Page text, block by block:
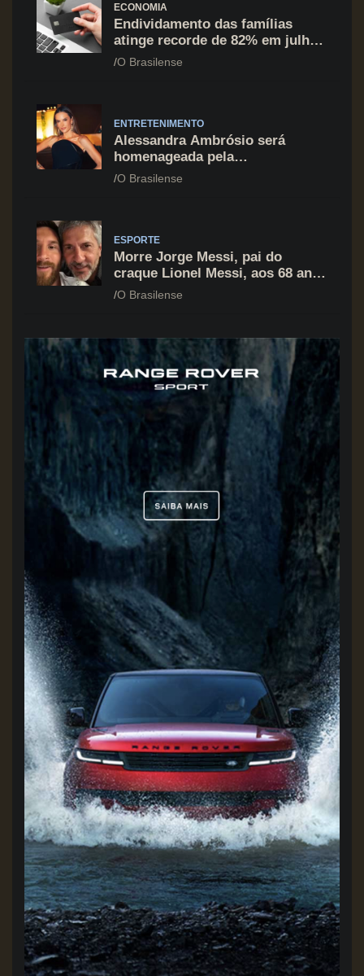
ECONOMIA
Endividamento das famílias
atinge recorde de 82% em julho;
cartão de crédito segue como
O Brasilense
ENTRETENIMENTO
Alessandra Ambrósio será
homenageada pela
BrazilFoundation no New York
O Brasilense
ESPORTE
Morre Jorge Messi, pai do
craque Lionel Messi, aos 68 anos
na Argentina
O Brasilense